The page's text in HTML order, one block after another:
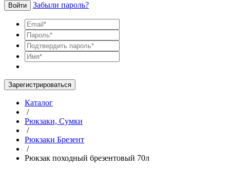
Войти Забыли пароль?
Зарегистрироваться
Каталог
/
Рюкзаки, Сумки
/
Рюкзаки Брезент
/
Рюкзак походный брезентовый 70л